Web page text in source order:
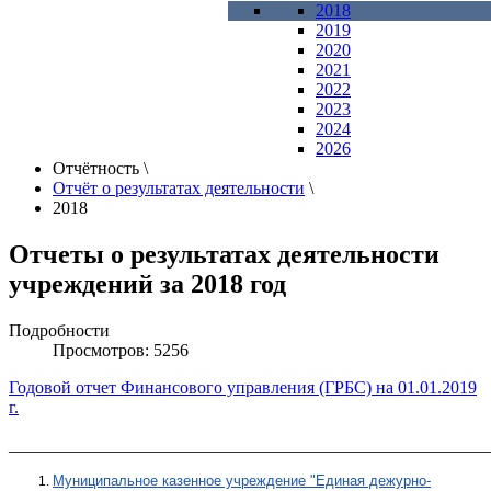
2018
2019
2020
2021
2022
2023
2024
2026
Отчётность \
Отчёт о результатах деятельности \
2018
Отчеты о результатах деятельности
учреждений за 2018 год
Подробности
Просмотров: 5256
Годовой отчет Финансового управления (ГРБС) на 01.01.2019
г.
Муниципальное казенное учреждение "Единая дежурно-